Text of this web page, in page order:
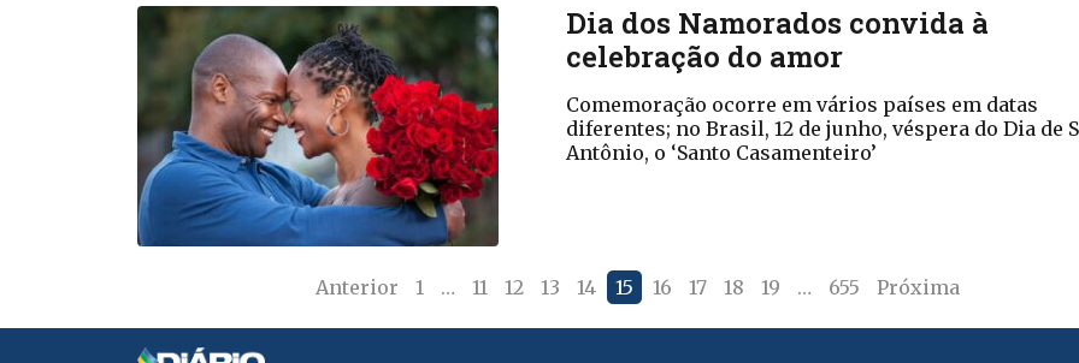
Dia dos Namorados convida à
celebração do amor
Comemoração ocorre em vários países em datas
diferentes; no Brasil, 12 de junho, véspera do Dia de
Antônio, o ‘Santo Casamenteiro’
Anterior 1 … 11 12 13 14 15 16 17 18 19 … 655 Próxima